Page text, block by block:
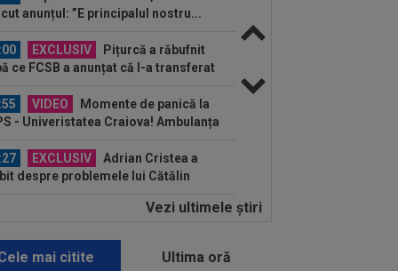
anunțul: ”E principalul nostru...
EXCLUSIV
Pițurcă a răbufnit
ce FCSB a anunțat că l-a transferat
VIDEO
Momente de panică la
- Univeristatea Craiova! Ambulanța
EXCLUSIV
Adrian Cristea a
despre problemele lui Cătălin
Tragic: cel mai bun din istorie a
După Salah, Trabzonspor
Vezi ultimele ştiri
mai citite Ultima oră